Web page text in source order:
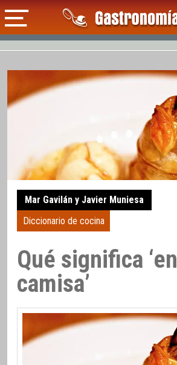
Mar Gavilán y Javier Muniesa
Diccionario de cocina
Qué significa ‘en
camisa’